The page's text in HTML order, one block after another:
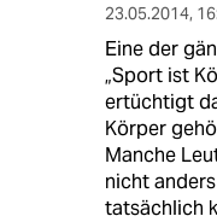
23.05.2014,
Eine der
„Sport ist
ertüchtigt
Körper
Manche
nicht
tatsächlich